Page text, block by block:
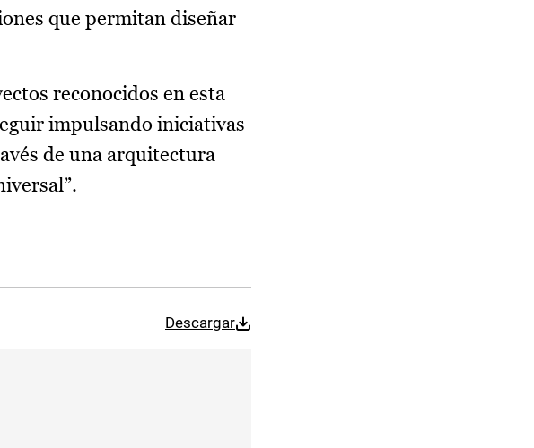
que permitan diseñar
reconocidos en esta
impulsando iniciativas
de una arquitectura
Descargar